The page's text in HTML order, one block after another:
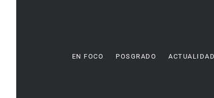
EN FOCO POSGRADO ACTUALIDAD